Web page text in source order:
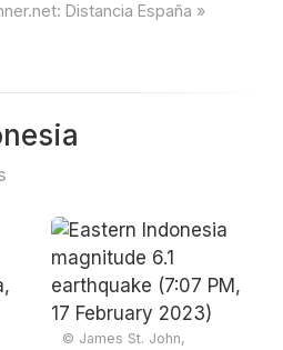
Distancia España »
© James St. John,